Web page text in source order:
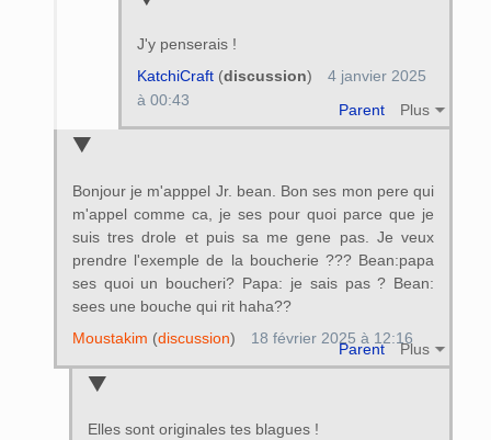
J'y penserais !
Parent Plus
KatchiCraft(discussion)
4 janvier 2025
à 00:43
Bonjour je m'apppel Jr. bean. Bon ses mon pere qui
m'appel comme ca, je ses pour quoi parce que je
suis tres drole et puis sa me gene pas. Je veux
prendre l'exemple de la boucherie ??? Bean:papa
ses quoi un boucheri? Papa: je sais pas ? Bean:
sees une bouche qui rit haha??
Parent Plus
Moustakim (discussion) 18 février 2025 à 12:16
Elles sont originales tes blagues !